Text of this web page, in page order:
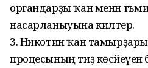
органдарҙы ҡан менән
насарланыуына килтерә.
3. Никотин ҡан
процесының тиҙ